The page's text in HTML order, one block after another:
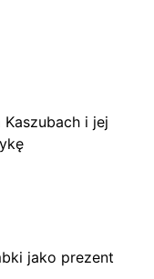
i jej
jako prezent